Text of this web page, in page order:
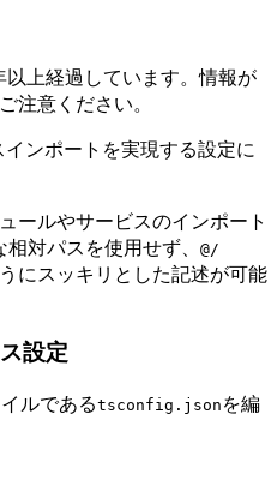
上経過しています。情報が
注意ください。
ンポートを実現する設定に
ールやサービスのインポート
対パスを使用せず、
@​/​
にスッキリとした記述が可能
設定
ルであるtsconfig.json を編